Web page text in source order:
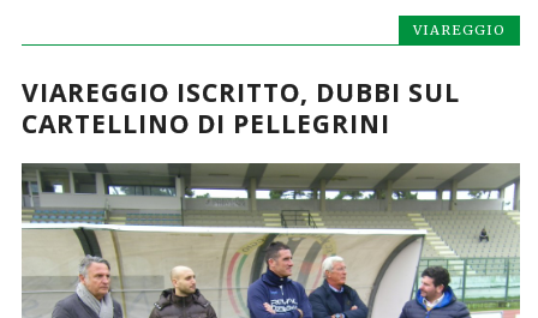
VIAREGGIO
VIAREGGIO ISCRITTO, DUBBI SUL
CARTELLINO DI PELLEGRINI